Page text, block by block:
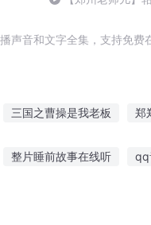
音和文字全集，支持免费
三国之曹操是我老板 郑
整片睡前故事在线听 qq